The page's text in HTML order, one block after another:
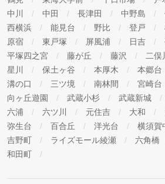
中川
中田 長津田 中野島
西横浜
能見台 野比 登戸
原宿
東戸塚 屏風浦 日吉
平塚四之宮
藤が丘 藤沢 二俣
星川
保土ヶ谷 本厚木 本郷台
溝の口
三ツ境 南林間 宮崎台
向ヶ丘遊園
武蔵小杉 武蔵新城
六浦
六ツ川 元住吉 大和
弥生台
百合丘 洋光台 横須賀
吉野町
ライズモール綾瀬 六角橋
和田町